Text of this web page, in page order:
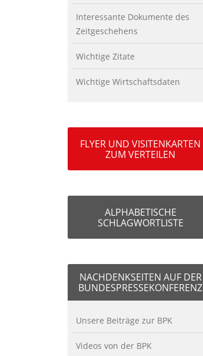
Interessante Dokumente des
Zeitgeschehens
Wichtige Zitate
Wichtige Wirtschaftsdaten
FLYER UND VISITENKARTEN
ZUM VERTEILEN
ALPHABETISCHE
SCHLAGWORTLISTE
NACHDENKSEITEN AUF DER
BUNDESPRESSEKONFERENZ
Unsere Beiträge zur BPK
Videos von der BPK